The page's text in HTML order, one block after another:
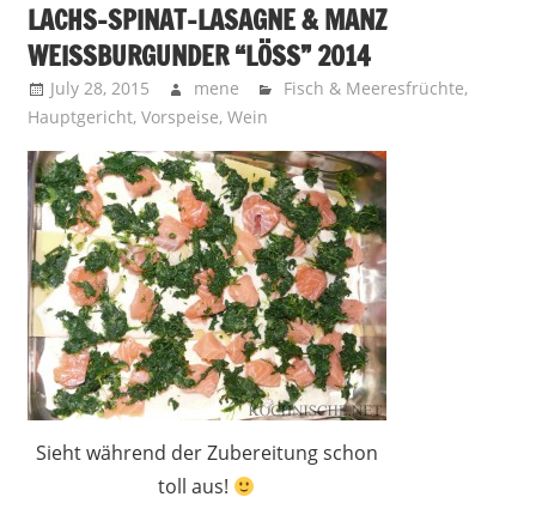
LACHS-SPINAT-LASAGNE & MANZ
WEISSBURGUNDER “LÖSS” 2014
July 28, 2015 mene Fisch & Meeresfrüchte,
Hauptgericht, Vorspeise, Wein
Sieht während der Zubereitung schon
toll aus!